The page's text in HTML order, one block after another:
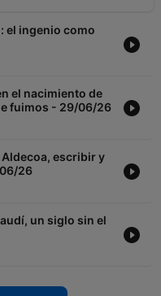
el ingenio como
el nacimiento de
fuimos - 29/06/26
escribir y
26
un siglo sin el